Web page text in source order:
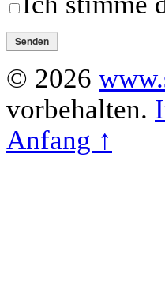
© 2026
vorbehalten.
Anfang ↑